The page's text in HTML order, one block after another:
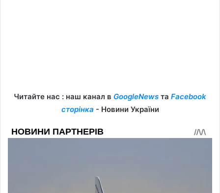
Читайте нас : наш канал в GoogleNews та Facebook
сторінка - Новини України